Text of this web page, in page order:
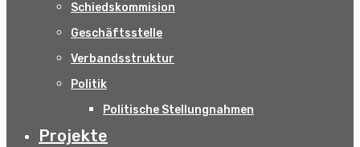
Schiedskommision
Geschäftsstelle
Verbandsstruktur
Politik
Politische Stellungnahmen
Projekte